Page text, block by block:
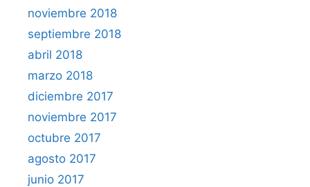
noviembre 2018
septiembre 2018
abril 2018
marzo 2018
diciembre 2017
noviembre 2017
octubre 2017
agosto 2017
junio 2017